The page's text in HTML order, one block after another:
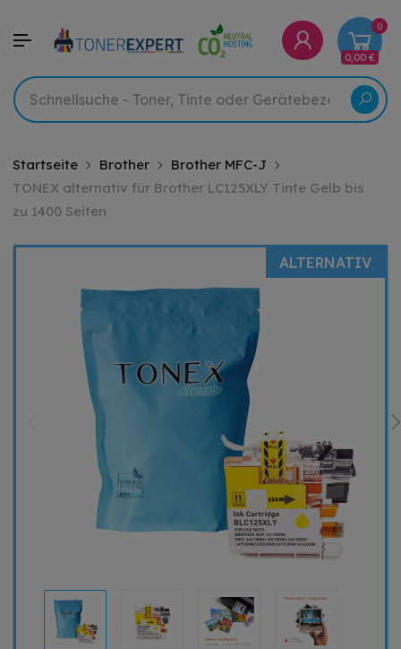
0
0,00 €
Startseite Brother
Brother MFC-J
TONEX alternativ für Brother LC125XLY Tinte Gelb bis
zu 1400 Seiten
ALTERNATIV